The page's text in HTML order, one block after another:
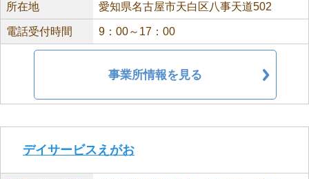
所在地 愛知県名古屋市天白区八事天道502
電話受付時間 9：00～17：00
事業所情報を見る
デイサービスえがお